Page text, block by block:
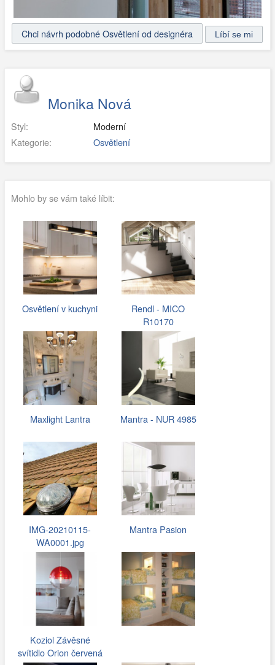
Chci návrh podobné Osvětlení od designéra
Monika Nová
Styl:
Moderní
Kategorie:
Osvětlení
Mohlo by se vám také líbit:
Osvětlení v kuchyni
Rendl - MICO
R10170
Maxlight Lantra Mantra - NUR 4985
IMG-20210115-
WA0001.jpg
Mantra Pasion
Koziol Závěsné
svítidlo Orion červená